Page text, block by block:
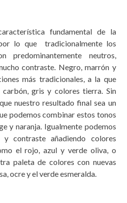
fundamental de la
lo que tradicionalmente los
predominantemente neutros,
contraste. Negro, marrón y
más tradicionales, a la que
gris y colores tierra. Sin
nuestro resultado final sea un
podemos combinar estos tonos
y naranja. Igualmente podemos
contraste añadiendo colores
el rojo, azul y verde oliva, o
paleta de colores con nuevas
ocre y el verde esmeralda.